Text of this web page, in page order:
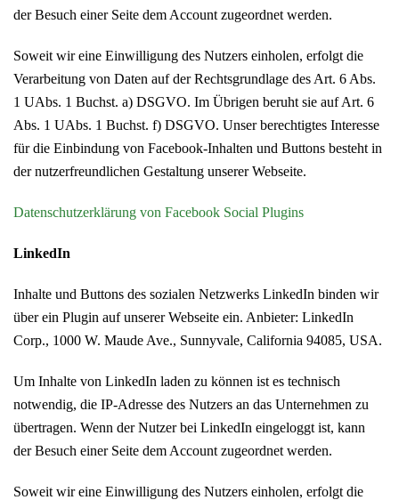
der Besuch einer Seite dem Account zugeordnet werden.
Soweit wir eine Einwilligung des Nutzers einholen, erfolgt die
Verarbeitung von Daten auf der Rechtsgrundlage des Art. 6 Abs.
1 UAbs. 1 Buchst. a) DSGVO. Im Übrigen beruht sie auf Art. 6
Abs. 1 UAbs. 1 Buchst. f) DSGVO. Unser berechtigtes Interesse
für die Einbindung von Facebook-Inhalten und Buttons besteht in
der nutzerfreundlichen Gestaltung unserer Webseite.
Datenschutzerklärung von Facebook Social Plugins
LinkedIn
Inhalte und Buttons des sozialen Netzwerks LinkedIn binden wir
über ein Plugin auf unserer Webseite ein. Anbieter: LinkedIn
Corp., 1000 W. Maude Ave., Sunnyvale, California 94085, USA.
Um Inhalte von LinkedIn laden zu können ist es technisch
notwendig, die IP-Adresse des Nutzers an das Unternehmen zu
übertragen. Wenn der Nutzer bei LinkedIn eingeloggt ist, kann
der Besuch einer Seite dem Account zugeordnet werden.
Soweit wir eine Einwilligung des Nutzers einholen, erfolgt die